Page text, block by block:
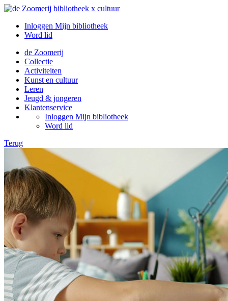
Inloggen Mijn bibliotheek
Word lid
de Zoomerij
Collectie
Activiteiten
Kunst en cultuur
Leren
Jeugd & jongeren
Klantenservice
Inloggen Mijn bibliotheek
Word lid
Terug